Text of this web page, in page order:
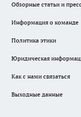
Обзорные статьи и
Информация о команде
Политика этики
Юридическая
Как с нами связаться
Выходные данные